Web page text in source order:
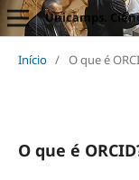
Unicamps.
Início / O que é
O que é